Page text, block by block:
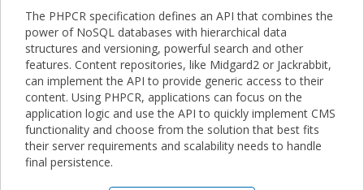
The PHPCR specification defines an API that combines the
power of NoSQL databases with hierarchical data
structures and versioning, powerful search and other
features. Content repositories, like Midgard2 or Jackrabbit,
can implement the API to provide generic access to their
content. Using PHPCR, applications can focus on the
application logic and use the API to quickly implement CMS
functionality and choose from the solution that best fits
their server requirements and scalability needs to handle
final persistence.